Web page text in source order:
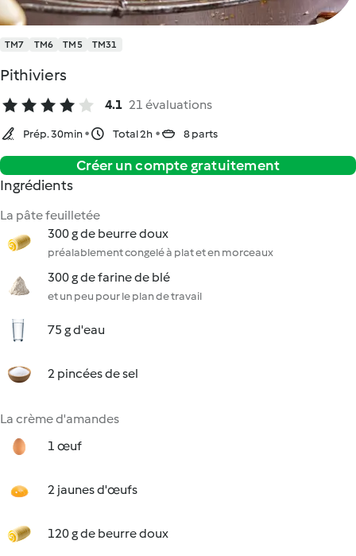
TM7 TM6 TM5 TM31
Pithiviers
4.1 21 évaluations
Prép. 30min Total 2h 8 parts
Créer un compte gratuitement
Ingrédients
La pâte feuilletée
300 g de beurre doux
préalablement congelé à plat et en morceaux
300 g de farine de blé
et un peu pour le plan de travail
75 g d'eau
2 pincées de sel
La crème d'amandes
1 œuf
2 jaunes d'œufs
120 g de beurre doux